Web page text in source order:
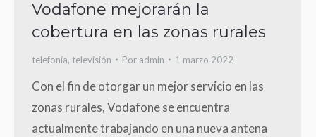
Vodafone mejorarán la
cobertura en las zonas rurales
telefonía, televisión Por admin 1 marzo 2022
Con el fin de otorgar un mejor servicio en las
zonas rurales, Vodafone se encuentra
actualmente trabajando en una nueva antena